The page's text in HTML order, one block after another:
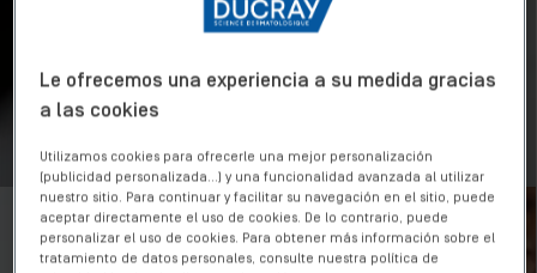
Le ofrecemos una experiencia a su medida gracias
a las cookies
Utilizamos cookies para ofrecerle una mejor personalización
(publicidad personalizada...) y una funcionalidad avanzada al utilizar
nuestro sitio. Para continuar y facilitar su navegación en el sitio, puede
aceptar directamente el uso de cookies. De lo contrario, puede
personalizar el uso de cookies. Para obtener más información sobre el
tratamiento de datos personales, consulte nuestra política de